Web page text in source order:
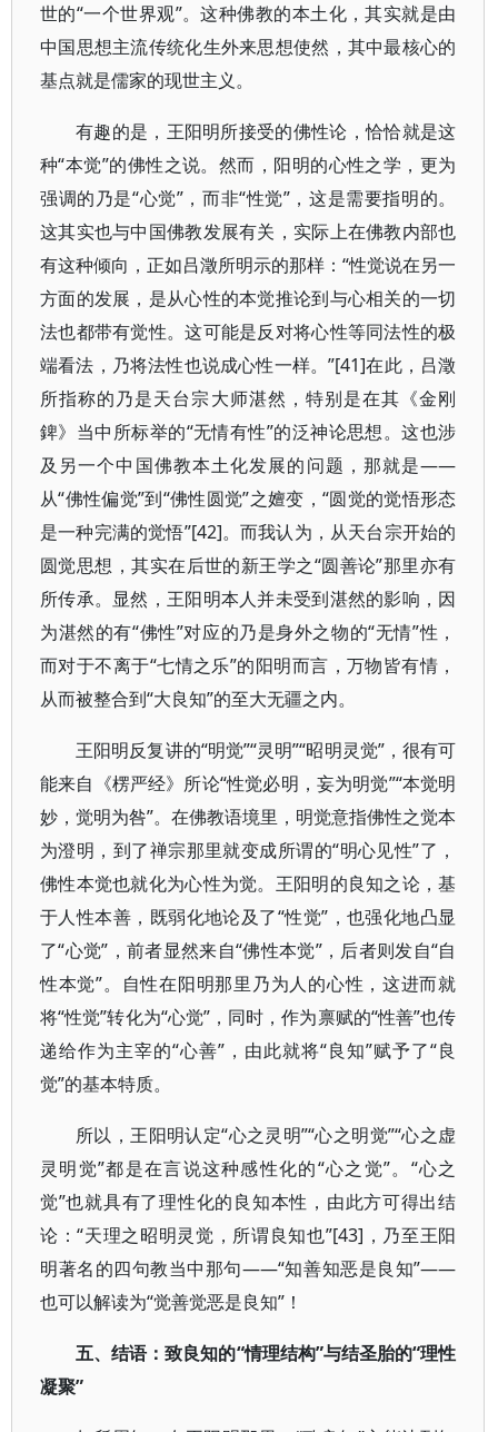
世的“一个世界观”。这种佛教的本土化，其实就是由
中国思想主流传统化生外来思想使然，其中最核心的
基点就是儒家的现世主义。
有趣的是，王阳明所接受的佛性论，恰恰就是这
种“本觉”的佛性之说。然而，阳明的心性之学，更为
强调的乃是“心觉”，而非“性觉”，这是需要指明的。
这其实也与中国佛教发展有关，实际上在佛教内部也
有这种倾向，正如吕澂所明示的那样：“性觉说在另一
方面的发展，是从心性的本觉推论到与心相关的一切
法也都带有觉性。这可能是反对将心性等同法性的极
端看法，乃将法性也说成心性一样。”[41]在此，吕澂
所指称的乃是天台宗大师湛然，特别是在其《金刚
錍》当中所标举的“无情有性”的泛神论思想。这也涉
及另一个中国佛教本土化发展的问题，那就是——
从“佛性偏觉”到“佛性圆觉”之嬗变，“圆觉的觉悟形态
是一种完满的觉悟”[42]。而我认为，从天台宗开始的
圆觉思想，其实在后世的新王学之“圆善论”那里亦有
所传承。显然，王阳明本人并未受到湛然的影响，因
为湛然的有“佛性”对应的乃是身外之物的“无情”性，
而对于不离于“七情之乐”的阳明而言，万物皆有情，
从而被整合到“大良知”的至大无疆之内。
王阳明反复讲的“明觉”“灵明”“昭明灵觉”，很有可
能来自《楞严经》所论“性觉必明，妄为明觉”“本觉明
妙，觉明为咎”。在佛教语境里，明觉意指佛性之觉本
为澄明，到了禅宗那里就变成所谓的“明心见性”了，
佛性本觉也就化为心性为觉。王阳明的良知之论，基
于人性本善，既弱化地论及了“性觉”，也强化地凸显
了“心觉”，前者显然来自“佛性本觉”，后者则发自“自
性本觉”。自性在阳明那里乃为人的心性，这进而就
将“性觉”转化为“心觉”，同时，作为禀赋的“性善”也传
递给作为主宰的“心善”，由此就将“良知”赋予了“良
觉”的基本特质。
所以，王阳明认定“心之灵明”“心之明觉”“心之虚
灵明觉”都是在言说这种感性化的“心之觉”。“心之
觉”也就具有了理性化的良知本性，由此方可得出结
论：“天理之昭明灵觉，所谓良知也”[43]，乃至王阳
明著名的四句教当中那句——“知善知恶是良知”——
也可以解读为“觉善觉恶是良知”！
五、结语：致良知的“情理结构”与结圣胎的“理性
凝聚”